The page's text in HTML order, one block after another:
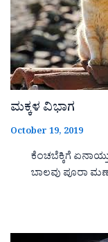
ಮಕ್ಕಳ ವಿಭಾಗ
October 19, 2019
ಕೆಂಚಬೆಕ್ಕಿಗೆ
ಬಾಲವು ಪೂರಾ